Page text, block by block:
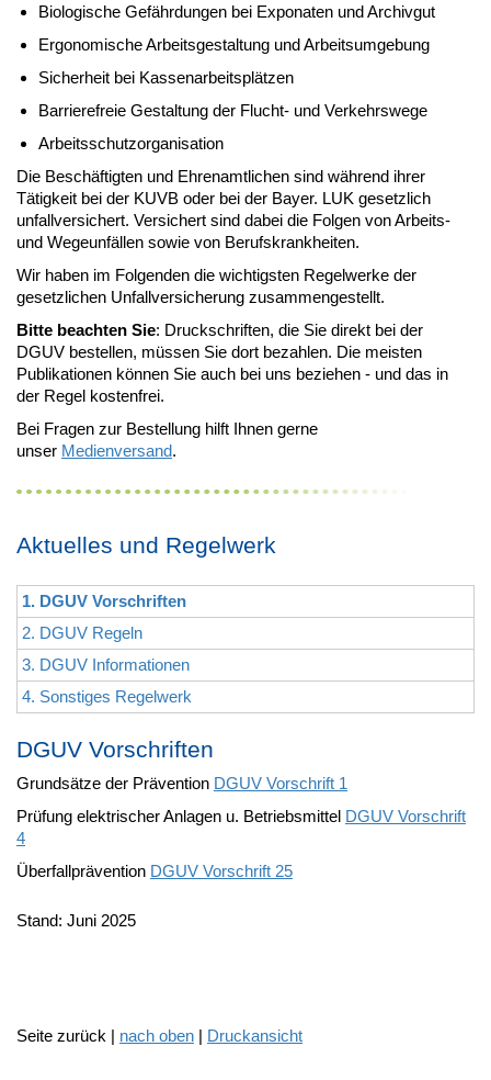
Biologische Gefährdungen bei Exponaten und Archivgut
Ergonomische Arbeitsgestaltung und Arbeitsumgebung
Sicherheit bei Kassenarbeitsplätzen
Barrierefreie Gestaltung der Flucht- und Verkehrswege
Arbeitsschutzorganisation
Die Beschäftigten und Ehrenamtlichen sind während ihrer
Tätigkeit bei der KUVB oder bei der Bayer. LUK gesetzlich
unfallversichert. Versichert sind dabei die Folgen von Arbeits-
und Wegeunfällen sowie von Berufskrankheiten.
Wir haben im Folgenden die wichtigsten Regelwerke der
gesetzlichen Unfallversicherung zusammengestellt.
Bitte beachten Sie: Druckschriften, die Sie direkt bei der
DGUV bestellen, müssen Sie dort bezahlen. Die meisten
Publikationen können Sie auch bei uns beziehen - und das in
der Regel kostenfrei.
Bei Fragen zur Bestellung hilft Ihnen gerne
unser Medienversand.
Aktuelles und Regelwerk
1. DGUV Vorschriften
2. DGUV Regeln
3. DGUV Informationen
4. Sonstiges Regelwerk
DGUV Vorschriften
Grundsätze der Prävention DGUV Vorschrift 1
Prüfung elektrischer Anlagen u. Betriebsmittel DGUV Vorschrift
4
Überfallprävention DGUV Vorschrift 25
Stand: Juni 2025
Seite zurück | nach oben | Druckansicht